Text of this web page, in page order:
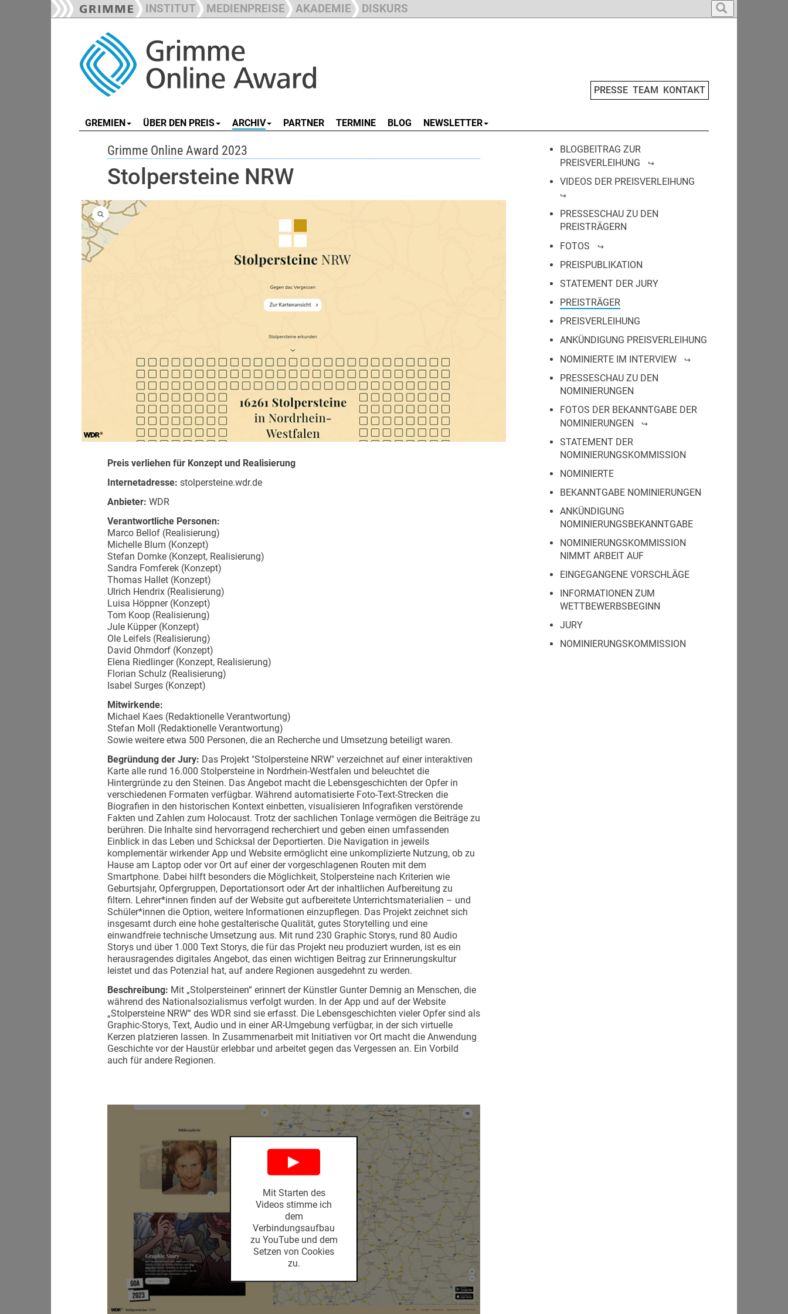
INSTITUT MEDIENPREISE AKADEMIE DISKURS
PRESSE TEAM KONTAKT
GREMIEN ÜBER DEN PREIS ARCHIV PARTNER TERMINE BLOG NEWSLETTER
Grimme Online Award 2023
Stolpersteine NRW
Preis verliehen für Konzept und Realisierung
Internetadresse: stolpersteine.wdr.de
Anbieter: WDR
Verantwortliche Personen:
Marco Bellof (Realisierung)
Michelle Blum (Konzept)
Stefan Domke (Konzept, Realisierung)
Sandra Fomferek (Konzept)
Thomas Hallet (Konzept)
Ulrich Hendrix (Realisierung)
Luisa Höppner (Konzept)
Tom Koop (Realisierung)
Jule Küpper (Konzept)
Ole Leifels (Realisierung)
David Ohrndorf (Konzept)
Elena Riedlinger (Konzept, Realisierung)
Florian Schulz (Realisierung)
Isabel Surges (Konzept)
Mitwirkende:
Michael Kaes (Redaktionelle Verantwortung)
Stefan Moll (Redaktionelle Verantwortung)
Sowie weitere etwa 500 Personen, die an Recherche und Umsetzung beteiligt waren.
Begründung der Jury: Das Projekt "Stolpersteine NRW" verzeichnet auf einer interaktiven
Karte alle rund 16.000 Stolpersteine in Nordrhein-Westfalen und beleuchtet die
Hintergründe zu den Steinen. Das Angebot macht die Lebensgeschichten der Opfer in
verschiedenen Formaten verfügbar. Während automatisierte Foto-Text-Strecken die
Biografien in den historischen Kontext einbetten, visualisieren Infografiken verstörende
Fakten und Zahlen zum Holocaust. Trotz der sachlichen Tonlage vermögen die Beiträge zu
berühren. Die Inhalte sind hervorragend recherchiert und geben einen umfassenden
Einblick in das Leben und Schicksal der Deportierten. Die Navigation in jeweils
komplementär wirkender App und Website ermöglicht eine unkomplizierte Nutzung, ob zu
Hause am Laptop oder vor Ort auf einer der vorgeschlagenen Routen mit dem
Smartphone. Dabei hilft besonders die Möglichkeit, Stolpersteine nach Kriterien wie
Geburtsjahr, Opfergruppen, Deportationsort oder Art der inhaltlichen Aufbereitung zu
filtern. Lehrer*innen finden auf der Website gut aufbereitete Unterrichtsmaterialien – und
Schüler*innen die Option, weitere Informationen einzupflegen. Das Projekt zeichnet sich
insgesamt durch eine hohe gestalterische Qualität, gutes Storytelling und eine
einwandfreie technische Umsetzung aus. Mit rund 230 Graphic Storys, rund 80 Audio
Storys und über 1.000 Text Storys, die für das Projekt neu produziert wurden, ist es ein
herausragendes digitales Angebot, das einen wichtigen Beitrag zur Erinnerungskultur
leistet und das Potenzial hat, auf andere Regionen ausgedehnt zu werden.
Beschreibung: Mit „Stolpersteinen“ erinnert der Künstler Gunter Demnig an Menschen, die
während des Nationalsozialismus verfolgt wurden. In der App und auf der Website
„Stolpersteine NRW“ des WDR sind sie erfasst. Die Lebensgeschichten vieler Opfer sind als
Graphic-Storys, Text, Audio und in einer AR-Umgebung verfügbar, in der sich virtuelle
Kerzen platzieren lassen. In Zusammenarbeit mit Initiativen vor Ort macht die Anwendung
Geschichte vor der Haustür erlebbar und arbeitet gegen das Vergessen an. Ein Vorbild
auch für andere Regionen.
Mit Starten des
Videos stimme ich
dem
Verbindungsaufbau
zu YouTube und dem
Setzen von Cookies
zu.
BLOGBEITRAG ZUR
PREISVERLEIHUNG
VIDEOS DER PREISVERLEIHUNG
PRESSESCHAU ZU DEN
PREISTRÄGERN
FOTOS
PREISPUBLIKATION
STATEMENT DER JURY
PREISTRÄGER
PREISVERLEIHUNG
ANKÜNDIGUNG PREISVERLEIHUNG
NOMINIERTE IM INTERVIEW
PRESSESCHAU ZU DEN
NOMINIERUNGEN
FOTOS DER BEKANNTGABE DER
NOMINIERUNGEN
STATEMENT DER
NOMINIERUNGSKOMMISSION
NOMINIERTE
BEKANNTGABE NOMINIERUNGEN
ANKÜNDIGUNG
NOMINIERUNGSBEKANNTGABE
NOMINIERUNGSKOMMISSION
NIMMT ARBEIT AUF
EINGEGANGENE VORSCHLÄGE
INFORMATIONEN ZUM
WETTBEWERBSBEGINN
JURY
NOMINIERUNGSKOMMISSION